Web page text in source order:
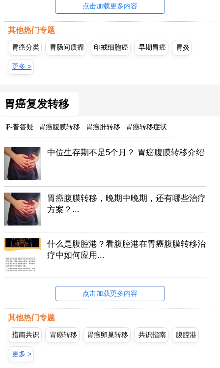
点击加载更多内容
其他热门专题
胃癌分类 胃肠间质瘤 印戒细胞癌 早期胃癌 胃炎
更多 >
胃癌复发转移
科普答疑 胃癌腹膜转移 胃癌肝转移 胃癌转移症状
中位生存期不足5个月？ 胃癌腹膜转移介绍
胃癌腹膜转移，晚期中晚期，还有哪些治疗
方案？...
什么是腹腔港？看腹腔港在胃癌腹膜转移治
疗中如何应用...
点击加载更多内容
其他热门专题
指南共识 胃癌转移 胃癌卵巢转移 共识指南 腹腔港
更多 >